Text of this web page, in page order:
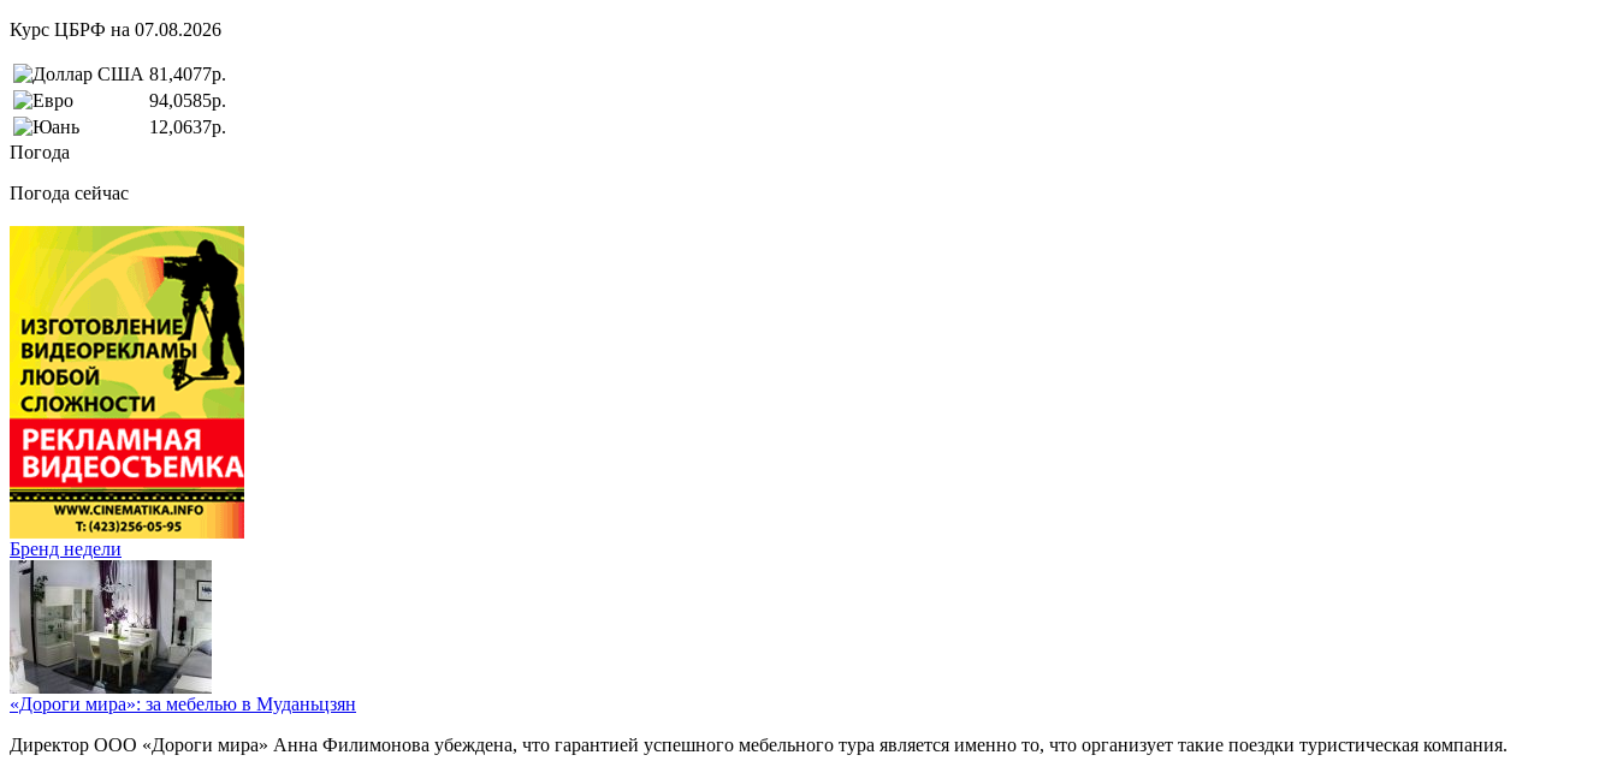
Курс ЦБРФ на 07.08.2026
81,4077р.
94,0585р.
12,0637р.
Погода
Погода сейчас
Бренд недели
«Дороги мира»: за мебелью в Муданьцзян
Директор ООО «Дороги мира» Анна Филимонова убеждена, что гарантией успешного мебельного тура является именно то, что организует такие поездки туристическая компания.